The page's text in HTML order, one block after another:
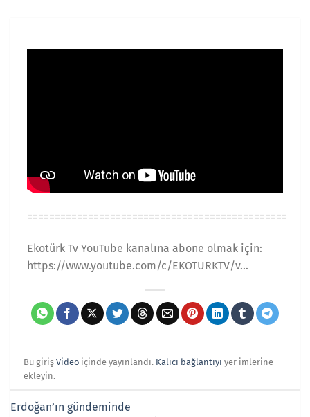
===============================================
Ekotürk Tv YouTube kanalına abone olmak için:
https://www.youtube.com/c/EKOTURKTV/v​​…
Bu girişVideo içinde yayınlandı. Kalıcı bağlantıyı yer imlerine
ekleyin.
Erdoğan’ın gündeminde